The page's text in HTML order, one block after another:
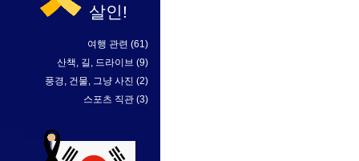
살인!
여행 관련 (61)
산책, 길, 드라이브 (9)
풍경, 건물, 그냥 사진 (2)
스포츠 직관 (3)